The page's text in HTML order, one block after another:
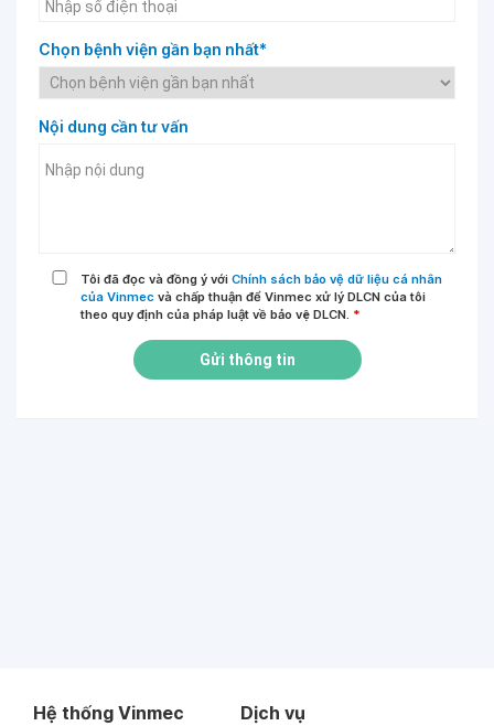
Chọn bệnh viện gần bạn nhất*
Nội dung cần tư vấn
Tôi đã đọc và đồng ý với Chính sách bảo vệ dữ liệu cá nhân
của Vinmec và chấp thuận để Vinmec xử lý DLCN của tôi
theo quy định của pháp luật về bảo vệ DLCN. *
Gửi thông tin
Hệ thống Vinmec Dịch vụ